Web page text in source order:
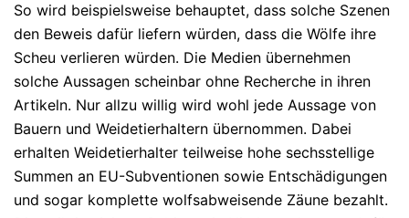
So wird beispielsweise behauptet, dass solche Szenen
den Beweis dafür liefern würden, dass die Wölfe ihre
Scheu verlieren würden. Die Medien übernehmen
solche Aussagen scheinbar ohne Recherche in ihren
Artikeln. Nur allzu willig wird wohl jede Aussage von
Bauern und Weidetierhaltern übernommen. Dabei
erhalten Weidetierhalter teilweise hohe sechsstellige
Summen an EU-Subventionen sowie Entschädigungen
und sogar komplette wolfsabweisende Zäune bezahlt.